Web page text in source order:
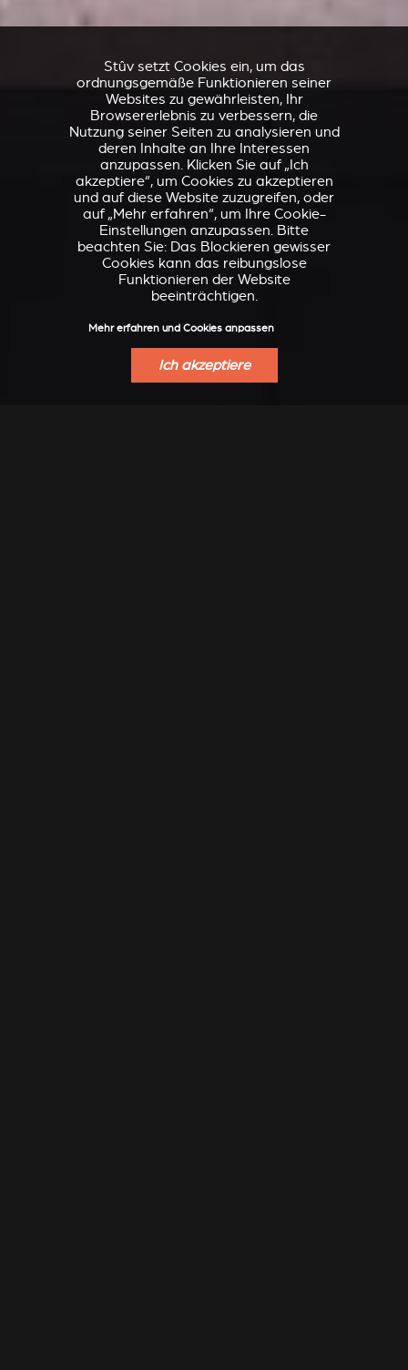
Stûv setzt Cookies ein, um das
ordnungsgemäße Funktionieren seiner
Websites zu gewährleisten, Ihr
Browsererlebnis zu verbessern, die
Nutzung seiner Seiten zu analysieren und
deren Inhalte an Ihre Interessen
anzupassen. Klicken Sie auf „Ich
akzeptiere“, um Cookies zu akzeptieren
und auf diese Website zuzugreifen, oder
auf „Mehr erfahren“, um Ihre Cookie-
Einstellungen anzupassen. Bitte
beachten Sie: Das Blockieren gewisser
Cookies kann das reibungslose
Funktionieren der Website
beeinträchtigen.
Mehr erfahren und Cookies anpassen
Ich akzeptiere